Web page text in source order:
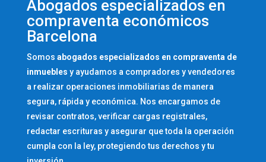
Abogados especializados en
compraventa económicos
Barcelona
Somos abogados especializados en compraventa de
inmuebles y ayudamos a compradores y vendedores
a realizar operaciones inmobiliarias de manera
segura, rápida y económica. Nos encargamos de
revisar contratos, verificar cargas registrales,
redactar escrituras y asegurar que toda la operación
cumpla con la ley, protegiendo tus derechos y tu